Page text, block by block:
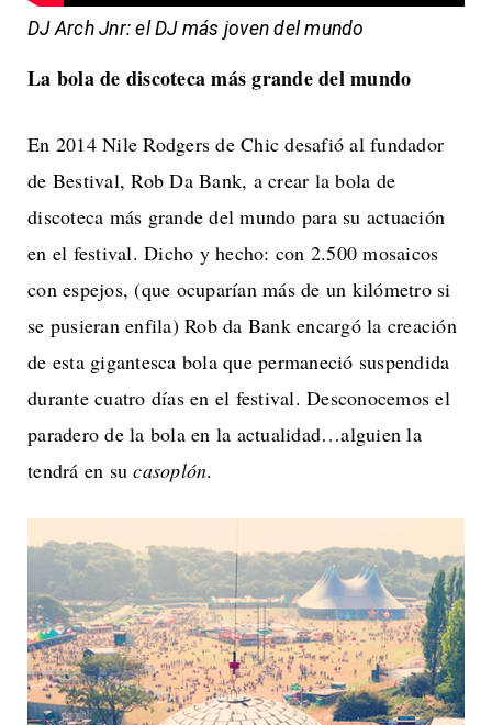
DJ Arch Jnr: el DJ más joven del mundo
La bola de discoteca más grande del mundo
En 2014 Nile Rodgers de Chic desafió al fundador
de Bestival, Rob Da Bank, a crear la bola de
discoteca más grande del mundo para su actuación
en el festival. Dicho y hecho: con 2.500 mosaicos
con espejos, (que ocuparían más de un kilómetro si
se pusieran enfila) Rob da Bank encargó la creación
de esta gigantesca bola que permaneció suspendida
durante cuatro días en el festival. Desconocemos el
paradero de la bola en la actualidad…alguien la
tendrá en sucasoplón.